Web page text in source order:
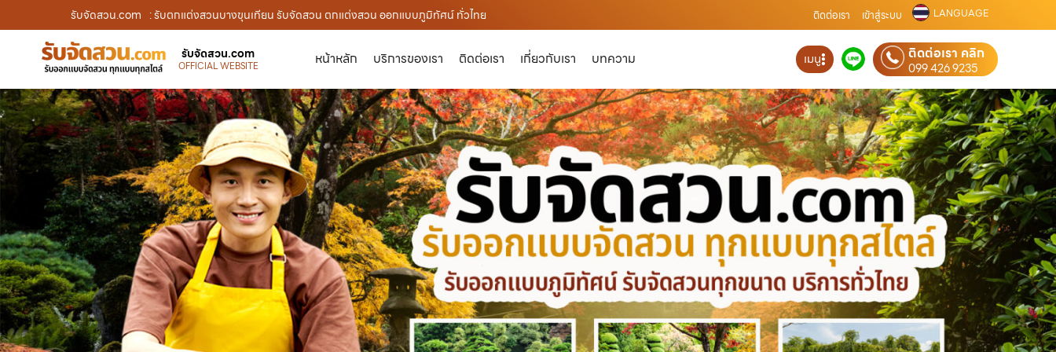
รับจัดสวน.com : รับตกแต่งสวนบางขุนเทียน รับจัดสวน ตกแต่งสวน ออกแบบภูมิทัศน์ ทั่วไทย ติดต่อเรา เข้าสู่ระบบ LANGUAGE
รับจัดสวน.com
OFFICIAL WEBSITE หน้าหลัก บริการของเรา ติดต่อเรา เกี่ยวกับเรา บทความ เมนู ติดต่อเรา คลิก
099 426 9235